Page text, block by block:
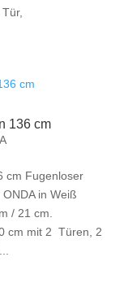
136 cm
cm Fugenloser
in Weiß
/ 21 cm.
cm mit 2 Türen, 2